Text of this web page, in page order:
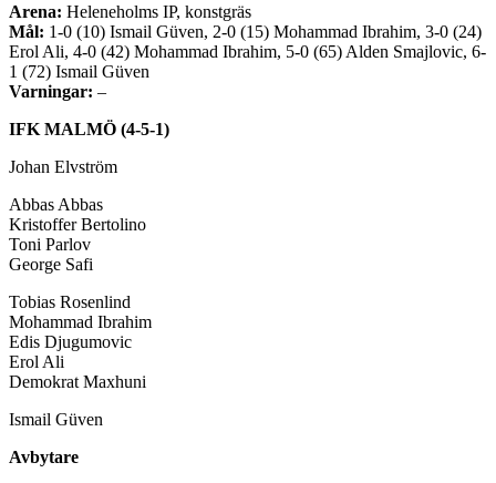
Arena: Heleneholms IP, konstgräs
Mål: 1-0 (10) Ismail Güven, 2-0 (15) Mohammad Ibrahim, 3-0 (24)
Erol Ali, 4-0 (42) Mohammad Ibrahim, 5-0 (65) Alden Smajlovic, 6-
1 (72) Ismail Güven
Varningar: –
IFK MALMÖ (4-5-1)
Johan Elvström
Abbas Abbas
Kristoffer Bertolino
Toni Parlov
George Safi
Tobias Rosenlind
Mohammad Ibrahim
Edis Djugumovic
Erol Ali
Demokrat Maxhuni
Ismail Güven
Avbytare